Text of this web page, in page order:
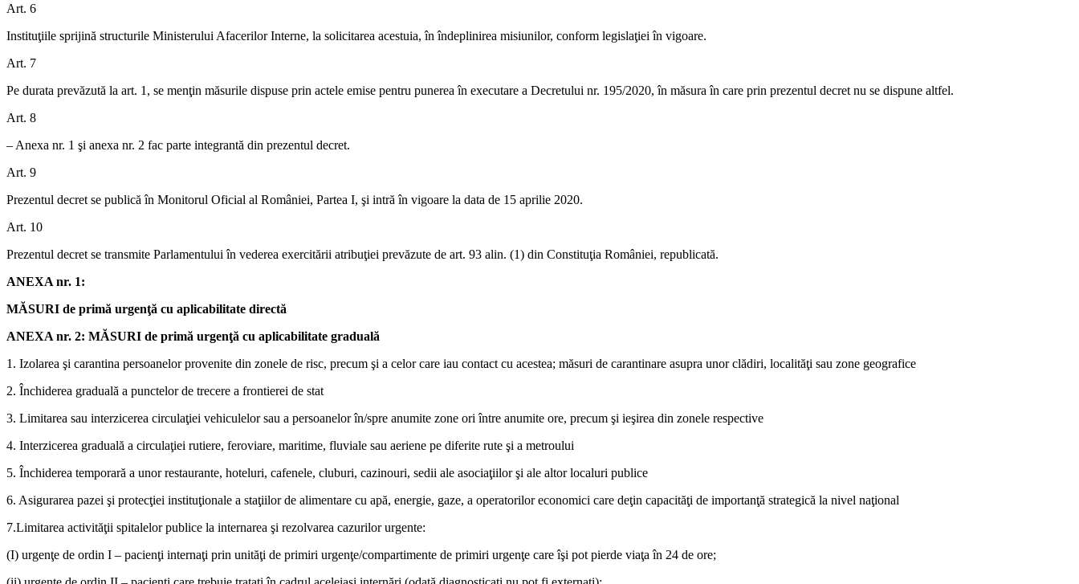
Art. 6
Instituţiile sprijină structurile Ministerului Afacerilor Interne, la solicitarea acestuia, în îndeplinirea misiunilor, conform legislaţiei în vigoare.
Art. 7
Pe durata prevăzută la art. 1, se menţin măsurile dispuse prin actele emise pentru punerea în executare a Decretului nr. 195/2020, în măsura în care prin prezentul decret nu se dispune altfel.
Art. 8
– Anexa nr. 1 şi anexa nr. 2 fac parte integrantă din prezentul decret.
Art. 9
Prezentul decret se publică în Monitorul Oficial al României, Partea I, şi intră în vigoare la data de 15 aprilie 2020.
Art. 10
Prezentul decret se transmite Parlamentului în vederea exercitării atribuţiei prevăzute de art. 93 alin. (1) din Constituţia României, republicată.
ANEXA nr. 1:
MĂSURI de primă urgenţă cu aplicabilitate directă
ANEXA nr. 2: MĂSURI de primă urgenţă cu aplicabilitate graduală
1. Izolarea şi carantina persoanelor provenite din zonele de risc, precum şi a celor care iau contact cu acestea; măsuri de carantinare asupra unor clădiri, localităţi sau zone geografice
2. Închiderea graduală a punctelor de trecere a frontierei de stat
3. Limitarea sau interzicerea circulaţiei vehiculelor sau a persoanelor în/spre anumite zone ori între anumite ore, precum şi ieşirea din zonele respective
4. Interzicerea graduală a circulaţiei rutiere, feroviare, maritime, fluviale sau aeriene pe diferite rute şi a metroului
5. Închiderea temporară a unor restaurante, hoteluri, cafenele, cluburi, cazinouri, sedii ale asociaţiilor şi ale altor localuri publice
6. Asigurarea pazei şi protecţiei instituţionale a staţiilor de alimentare cu apă, energie, gaze, a operatorilor economici care deţin capacităţi de importanţă strategică la nivel naţional
7.Limitarea activităţii spitalelor publice la internarea şi rezolvarea cazurilor urgente:
(I) urgenţe de ordin I – pacienţi internaţi prin unităţi de primiri urgenţe/compartimente de primiri urgenţe care îşi pot pierde viaţa în 24 de ore;